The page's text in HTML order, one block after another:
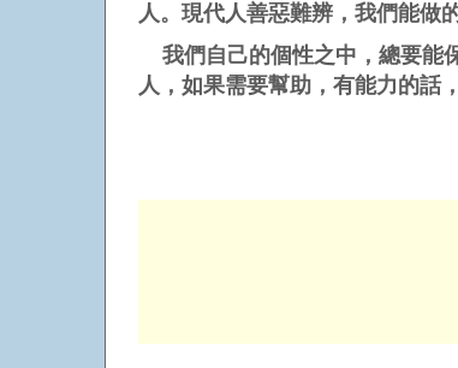
人。現代人善惡難辨，我們能做
我們自己的個性之中，總要能
人，如果需要幫助，有能力的話